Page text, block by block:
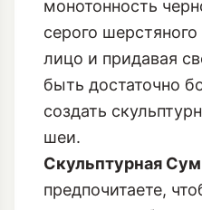
плотного,
альпака или
идеальный якорь.
монотонность
серого шерстяного
лицо и придавая
быть достаточно
создать